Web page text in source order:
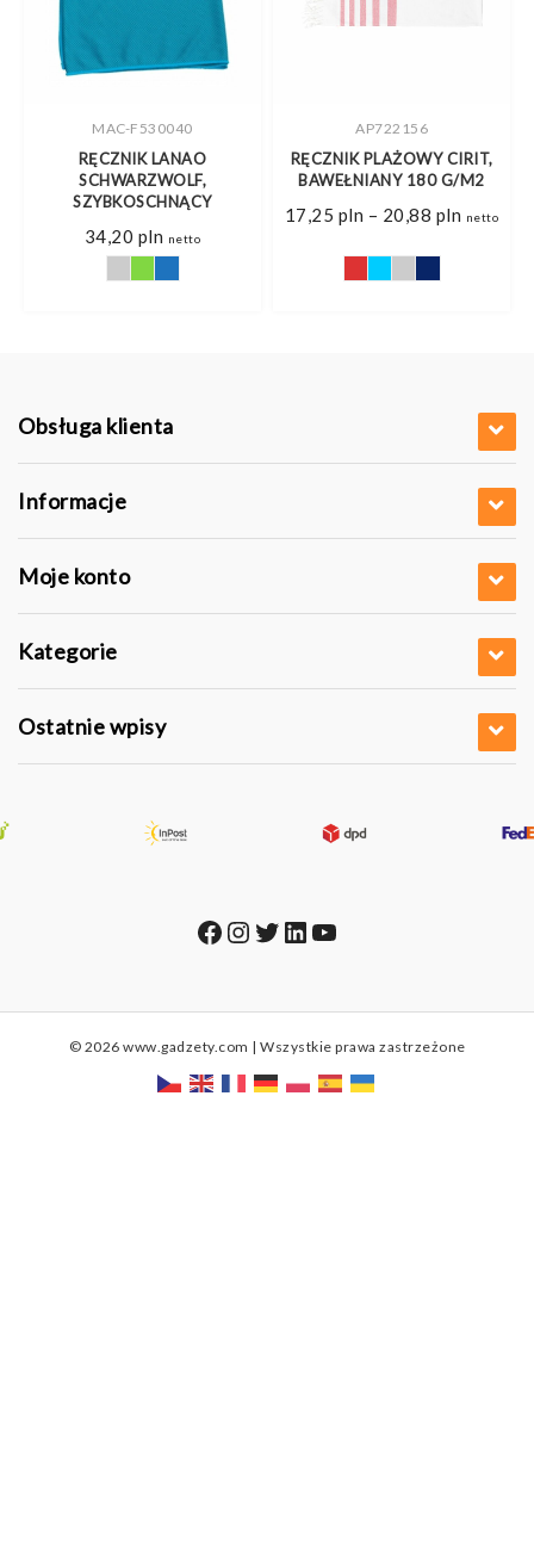
MAC-F530040
RĘCZNIK LANAO
SCHWARZWOLF,
SZYBKOSCHNĄCY
34,20 pln netto
AP722156
RĘCZNIK PLAŻOWY CIRIT,
BAWEŁNIANY 180 G/M2
17,25 pln – 20,88 pln Zakres
cen:
netto
Obsługa klienta
Informacje
Moje konto
Kategorie
Ostatnie wpisy
Facebook
Instagram
Twitter
LinkedIn
YouTube
© 2026 www.gadzety.com | Wszystkie prawa zastrzeżone